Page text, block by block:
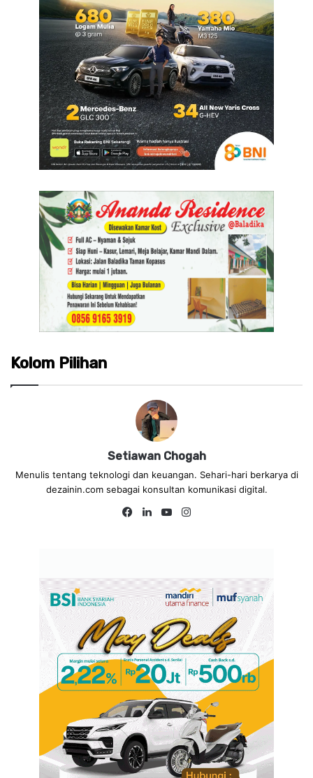
Kolom Pilihan
Setiawan Chogah
Menulis tentang teknologi dan keuangan. Sehari-hari berkarya di
dezainin.com sebagai konsultan komunikasi digital.
Facebook
LinkedInYouTube